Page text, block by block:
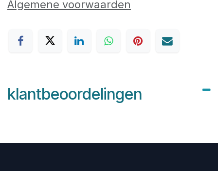
Algemene voorwaarden
klantbeoordelingen